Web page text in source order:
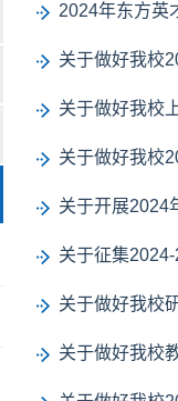
2024年东方英
关于做好我校
关于做好我校
关于做好我校
关于开展2024
关于征集
关于做好我校
关于做好我校